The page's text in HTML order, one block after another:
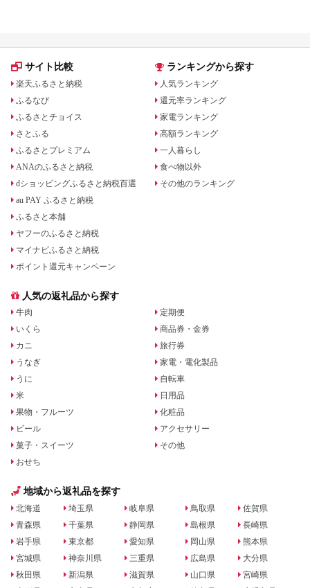
サイト比較
楽天ふるさと納税
ふるなび
ふるさとチョイス
さとふる
ふるさとプレミアム
ANAのふるさと納税
dショッピングふるさと納税百選
au PAY ふるさと納税
ふるさと本舗
ヤフーのふるさと納税
マイナビふるさと納税
ポイント還元キャンペーン
ランキングから探す
人気ランキング
還元率ランキング
家電ランキング
高額ランキング
一人暮らし
食べ物以外
その他のランキング
人気の返礼品から探す
牛肉
いくら
カニ
うなぎ
うに
米
果物・フルーツ
ビール
菓子・スイーツ
おせち
定期便
商品券・金券
旅行券
家電・電化製品
自転車
日用品
化粧品
アクセサリー
その他
地域から返礼品を探す
北海道
青森県
岩手県
宮城県
秋田県
埼玉県
千葉県
東京都
神奈川県
新潟県
岐阜県
静岡県
愛知県
三重県
滋賀県
鳥取県
島根県
岡山県
広島県
山口県
佐賀県
長崎県
熊本県
大分県
宮崎県